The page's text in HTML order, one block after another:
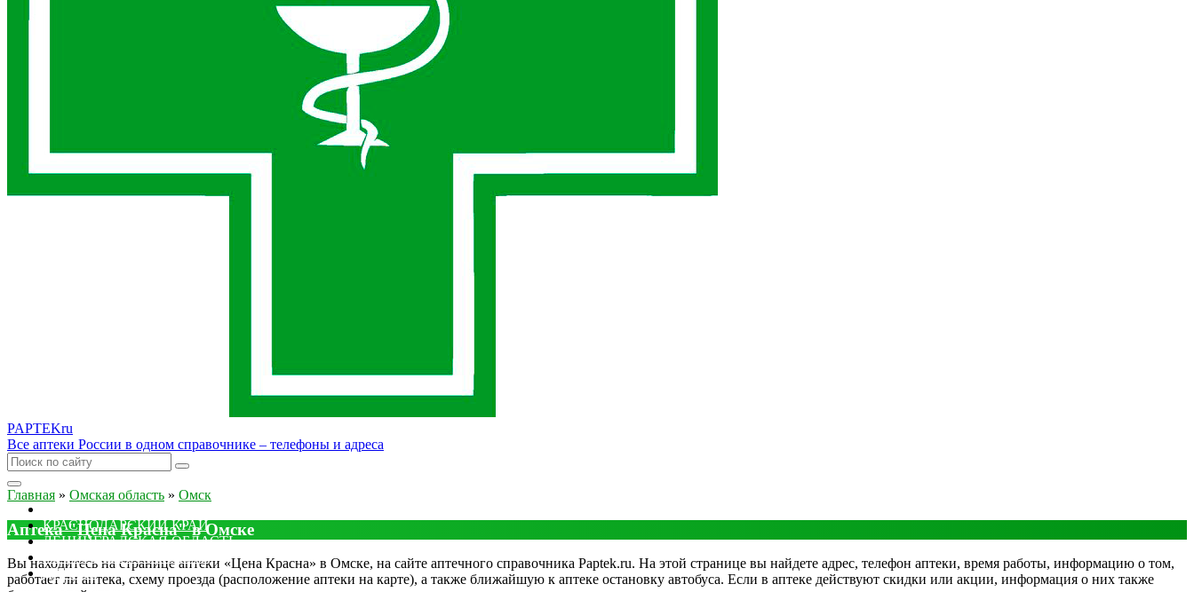
PAPTEKru
Все аптеки России в одном справочнике – телефоны и адреса
КРАСНОДАРСКИЙ КРАЙ
ЛЕНИНГРАДСКАЯ ОБЛАСТЬ
ДРУГИЕ
Главная » Омская область » Омск
Аптека "Цена Красна" в Омске
Вы находитесь на странице аптеки «Цена Красна» в Омске, на сайте аптечного справочника Paptek.ru. На этой странице вы найдете адрес, телефон аптеки, время работы, информацию о том,
работает ли аптека, схему проезда (расположение аптеки на карте), а также ближайшую к аптеке остановку автобуса. Если в аптеке действуют скидки или акции, информация о них также